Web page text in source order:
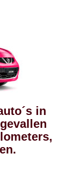
in